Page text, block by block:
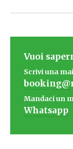
Vuoi
Scrivi una
Mandaci un
Whatsapp